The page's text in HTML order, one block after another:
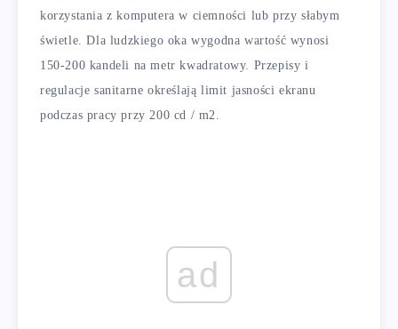
korzystania z komputera w ciemności lub przy słabym
świetle. Dla ludzkiego oka wygodna wartość wynosi
150-200 kandeli na metr kwadratowy. Przepisy i
regulacje sanitarne określają limit jasności ekranu
podczas pracy przy 200 cd / m2.
ad